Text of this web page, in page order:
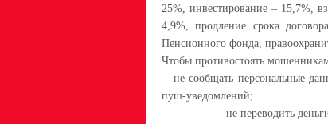
25%, инвестирование – 15,7%,
4,9%, продление срока
Пенсионного фонда,
Чтобы противостоять
-
не сообщать персональные
пуш-уведомлений;
- не переводить